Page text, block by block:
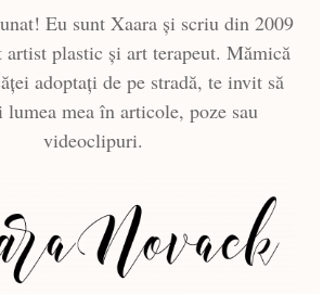
Eu sunt Xaara și scriu din 2009
artist plastic și art terapeut. Mămică
adoptați de pe stradă, te invit să
lumea mea în articole, poze sau
videoclipuri.